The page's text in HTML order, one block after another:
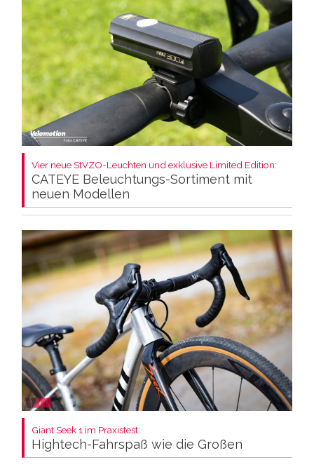
Vier neue StVZO-Leuchten und exklusive Limited Edition:
CATEYE Beleuchtungs-Sortiment mit
neuen Modellen
Giant Seek 1 im Praxistest:
Hightech-Fahrspaß wie die Großen